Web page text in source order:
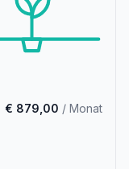
€ 879,00 / Monat